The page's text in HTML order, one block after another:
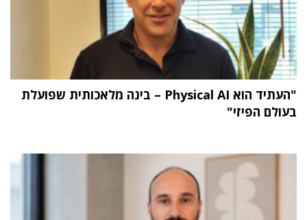
"העתיד הוא Physical AI – בינה מלאכותית שפועלת
בעולם הפיזי"